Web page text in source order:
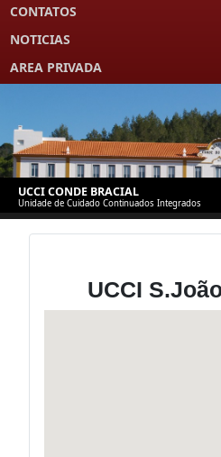
CONTATOS
NOTICIAS
AREA PRIVADA
UCCI CONDE BRACIAL
Unidade de Cuidado Continuados Integrados
UCCI